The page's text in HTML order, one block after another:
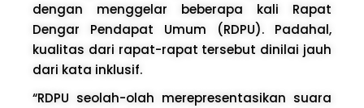
dengan menggelar beberapa kali Rapat
Dengar Pendapat Umum (RDPU). Padahal,
kualitas dari rapat-rapat tersebut dinilai jauh
dari kata inklusif.
“RDPU seolah-olah merepresentasikan suara